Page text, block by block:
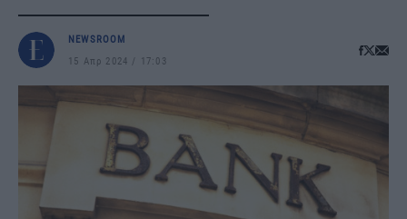
NEWSROOM
15 Απρ 2024
17:03